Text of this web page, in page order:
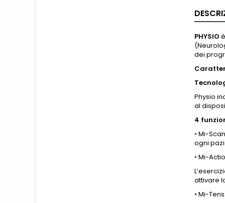
PHYSIO
dei
Physio
al
4
• Mi-
ogni
• Mi-
attivare
• Mi-